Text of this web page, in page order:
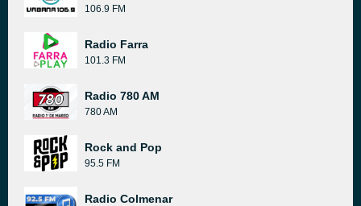
106.9 FM
Radio Farra
101.3 FM
Radio 780 AM
780 AM
Rock and Pop
95.5 FM
Radio Colmenar